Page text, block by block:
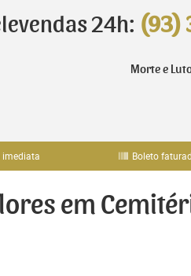
24h: (93)
Morte e
imediata Boleto
em